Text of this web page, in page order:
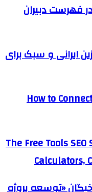
فهرست دبیران
ایرانی و سبک برای
How to
The Free Tools
Calculators,
«توسعه پروژه